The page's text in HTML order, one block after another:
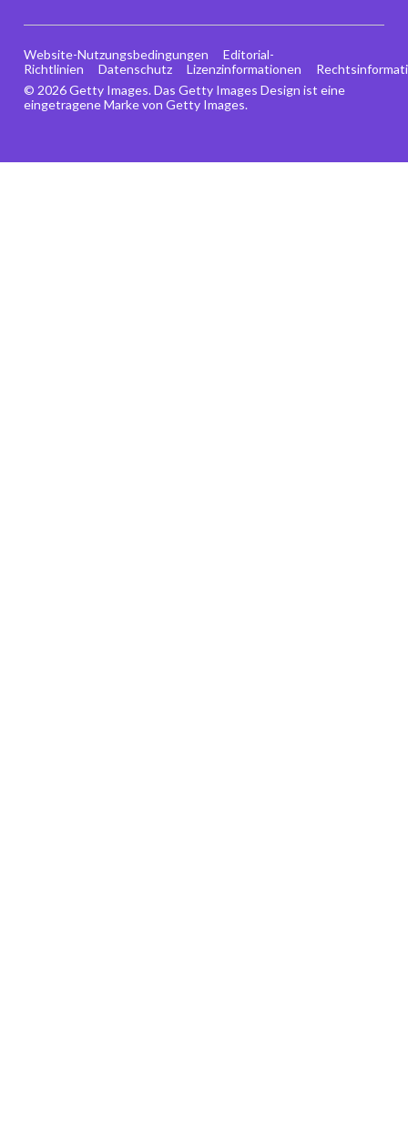
© 2026 Getty Images. Das Getty Images Design ist eine
eingetragene Marke von Getty Images.
Website-Nutzungsbedingungen
Editorial-
Richtlinien
Datenschutz Lizenzinformationen